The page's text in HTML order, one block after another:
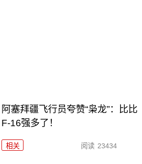
阿塞拜疆飞行员夸赞“枭龙”：比比
F-16强多了！
相关 阅读 23434